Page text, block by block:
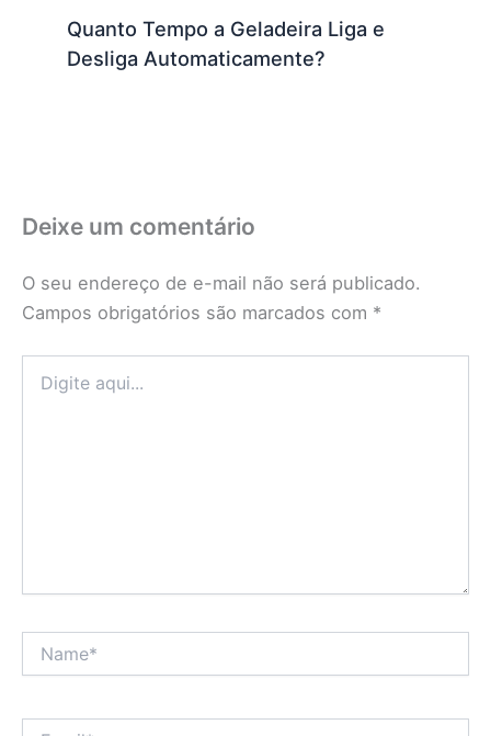
Quanto Tempo a Geladeira Liga e
Desliga Automaticamente?
Deixe um comentário
O seu endereço de e-mail não será publicado.
Campos obrigatórios são marcados com *
aqui...